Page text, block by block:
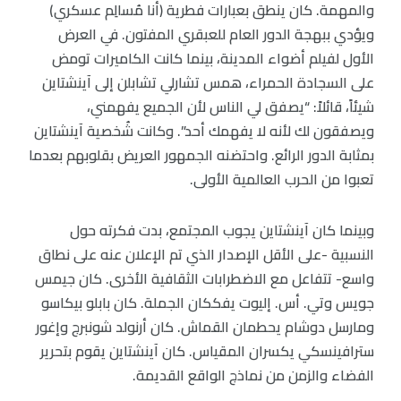
والمهمة. كان ينطق بعبارات فطرية (أنا مُسالِم عسكري)
ويؤدي ببهجة الدور العام للعبقري المفتون. في العرض
الأول لفيلم أضواء المدينة، بينما كانت الكاميرات تومض
على السجادة الحمراء، همس تشارلي تشابلن إلى آينشتاين
شيئاً، قائلاً: “يصفق لي الناس لأن الجميع يفهمني،
ويصفقون لك لأنه لا يفهمك أحد”. وكانت شُخصية آينشتاين
بمثابة الدور الرائع. واحتضنه الجمهور العريض بقلوبهم بعدما
تعبوا من الحرب العالمية الأولى.
وبينما كان آينشتاين يجوب المجتمع، بدت فكرته حول
النسبية -على الأقل الإصدار الذي تم الإعلان عنه على نطاق
واسع- تتفاعل مع الاضطرابات الثقافية الأخرى. كان جيمس
جويس وتي. أس. إليوت يفككان الجملة. كان بابلو بيكاسو
ومارسل دوشام يحطمان القماش. كان أرنولد شونبرج وإغور
سترافينسكي يكسران المقياس. كان آينشتاين يقوم بتحرير
الفضاء والزمن من نماذج الواقع القديمة.